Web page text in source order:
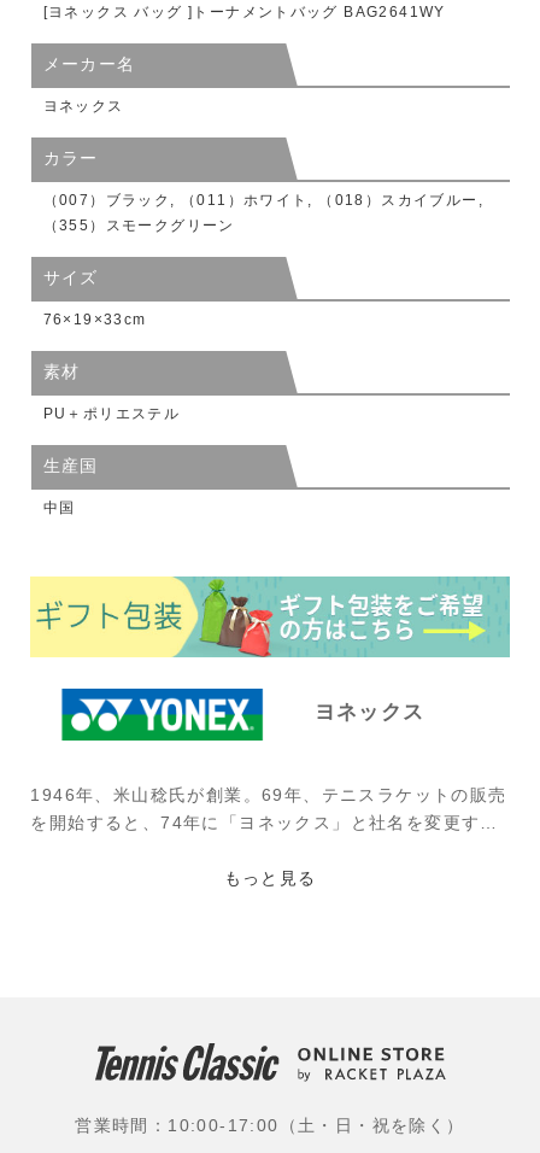
[ヨネックス バッグ ]トーナメントバッグ BAG2641WY
メーカー名
ヨネックス
カラー
（007）ブラック, （011）ホワイト, （018）スカイブルー,
（355）スモークグリーン
サイズ
76×19×33cm
素材
PU＋ポリエステル
生産国
中国
ヨネックス
1946年、米山稔氏が創業。69年、テニスラケットの販売
を開始すると、74年に「ヨネックス」と社名を変更す
など特に女子プロ選手に好まれたラケットだったが、そ
使用選手：国枝慎吾(ユニクロ)、大坂なおみ(フリー)、西
本総業ホールディングス)、望月慎太郎(IMG Academ
もっと見る
営業時間：10:00-17:00（土・日・祝を除く）